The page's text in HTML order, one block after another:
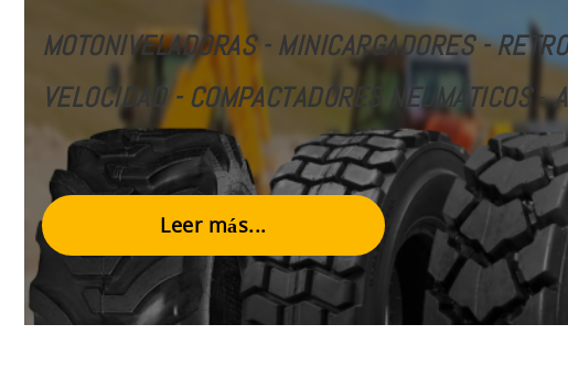
MOTONIVELADORAS - MINICARGADORES -
VELOCIDAD- COMPACTADORES NEUMÁTICOS -
Leer más...